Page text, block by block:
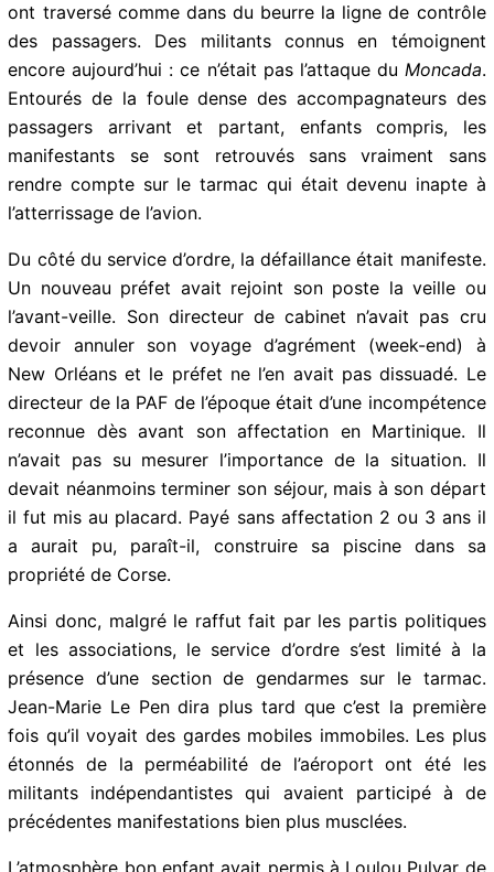
En l’absence de service d’ordre adéquat, les
manifestants ont traversé comme dans du beurre la
ligne de contrôle des passagers. Des militants connus
en témoignent encore aujourd’hui : ce n’était pas
l’attaque du Moncada. Entourés de la foule dense des
accompagnateurs des passagers arrivant et partant,
enfants compris, les manifestants se sont retrouvés
était devenu inapte à l’atterrissage de l’avion.
Du côté du service d’ordre, la défaillance était
manifeste. Un nouveau préfet avait rejoint son poste la
veille ou l’avant-veille. Son directeur de cabinet n’avait
pas cru devoir annuler son voyage d’agrément (week-
end) à New Orléans et le préfet ne l’en avait pas
dissuadé. Le directeur de la PAF de l’époque était d’une
incompétence reconnue dès avant son affectation en
Martinique. Il n’avait pas su mesurer l’importance de la
situation. Il devait néanmoins terminer son séjour, mais
à son départ il fut mis au placard. Payé sans
construire sa piscine dans sa propriété de Corse.
Ainsi donc, malgré le raffut fait par les partis
politiques et les associations, le service d’ordre s’est
limité à la présence d’une section de gendarmes sur le
tarmac. Jean-Marie Le Pen dira plus tard que c’est la
première fois qu’il voyait des gardes mobiles
immobiles. Les plus étonnés de la perméabilité de